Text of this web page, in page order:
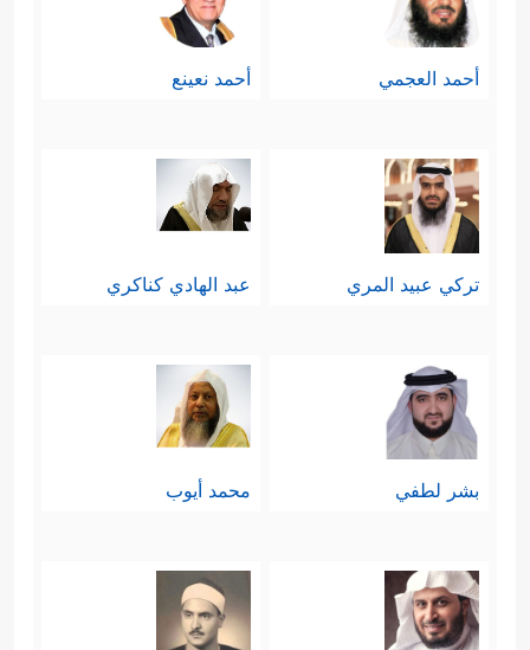
أحمد العجمي أحمد نعينع
تركي عبيد المري عبد الهادي كناكري
بشر لطفي محمد أيوب